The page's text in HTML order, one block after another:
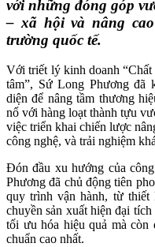
với những đóng góp
– xã hội và nâng
trường quốc tế.
Với triết lý kinh doanh
tâm”, Sứ Long Phương đã
diện để nâng tầm thương
nổ với hàng loạt thành tựu
việc triển khai chiến lược
công nghệ, và trải nghiệm
Đón đầu xu hướng của
Phương đã chủ động tiên
quy trình vận hành, từ thiết
chuyền sản xuất hiện đại
tối ưu hóa hiệu quả mà còn
chuẩn cao nhất.